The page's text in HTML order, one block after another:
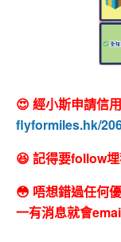
😍 經小斯申請信
flyformiles.hk/
😆 記得要follow
😳 唔想錯過任何
一有消息就會